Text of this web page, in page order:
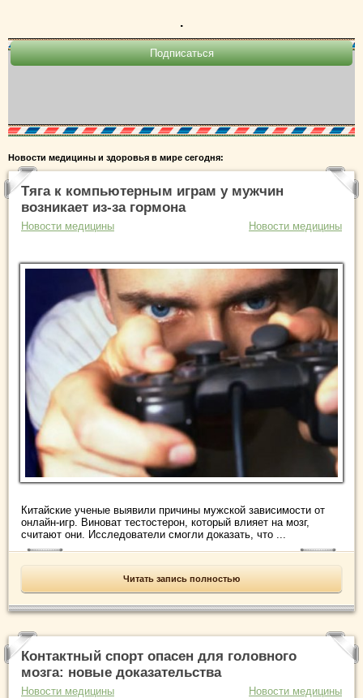
.
Новости медицины и здоровья в мире сегодня:
Тяга к компьютерным играм у мужчин
возникает из-за гормона
Новости медицины Новости медицины
Китайские ученые выявили причины мужской зависимости от
онлайн-игр. Виноват тестостерон, который влияет на мозг,
считают они. Исследователи смогли доказать, что ...
Читать запись полностью
Контактный спорт опасен для головного
мозга: новые доказательства
Новости медицины Новости медицины